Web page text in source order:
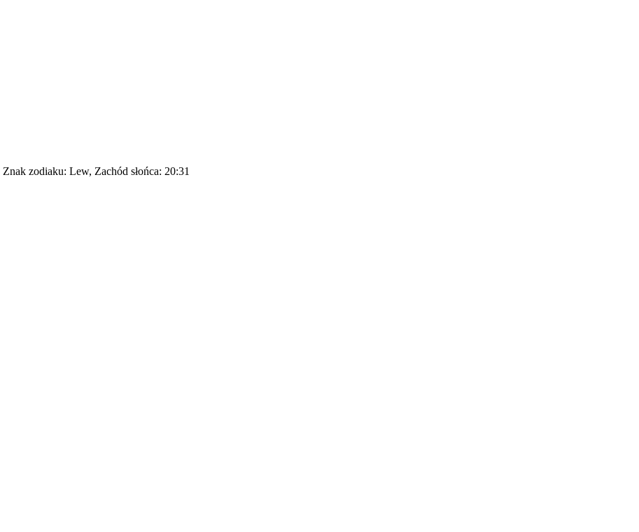
Znak zodiaku: Lew, Zachód słońca: 20:31